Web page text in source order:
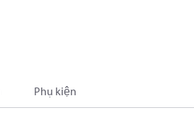
Phụ kiện